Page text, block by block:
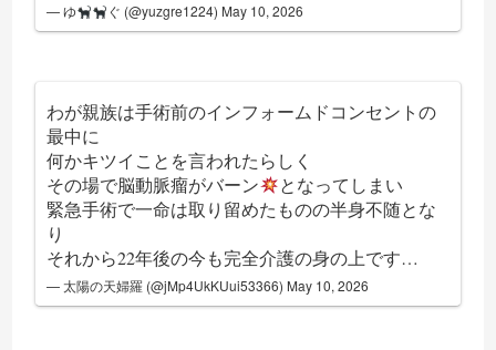
— ゆ ぐ (@yuzgre1224) May 10, 2026
わが親族は手術前のインフォームドコンセントの
最中に
何かキツイことを言われたらしく
その場で脳動脈瘤がバーン
となってしまい
緊急手術で一命は取り留めたものの半身不随とな
り
それから22年後の今も完全介護の身の上です…
— 太陽の天婦羅 (@jMp4UkKUui53366) May 10, 2026